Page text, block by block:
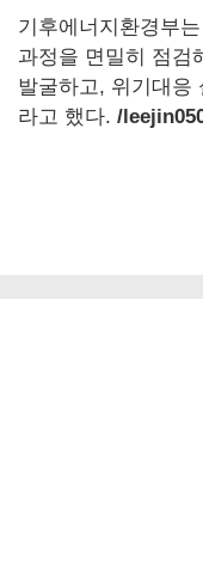
기후에너지환경부
과정을 면밀히 점검
발굴하고, 위기대응
라고 했다. /